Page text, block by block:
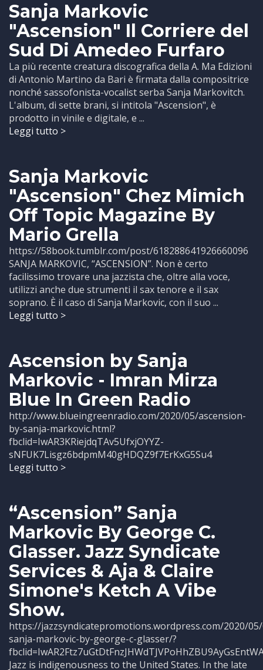
Sanja Markovic
"Ascension" Il Corriere del
Sud Di Amedeo Furfaro
La più recente creatura discografica della A. Ma Edizioni
di Antonio Martino da Bari è firmata dalla compositrice
nonché sassofonista-vocalist serba Sanja Markovitch.
L'album, di sette brani, si intitola "Ascension", è
prodotto in vinile e digitale, e ...
Leggi tutto >
Sanja Markovic
"Ascension" Chez Mimich
Off Topic Magazine By
Mario Grella
https://58book.tumblr.com/post/618288641926660096
SANJA MARKOVIC, “ASCENSION”. Non è certo
facilissimo trovare una jazzista che, oltre alla voce,
utilizzi anche due strumenti il sax tenore e il sax
soprano. È il caso di Sanja Markovic, con il suo ...
Leggi tutto >
Ascension by Sanja
Markovic - Imran Mirza
Blue In Green Radio
http://www.blueingreenradio.com/2020/05/ascension-
by-sanja-markovic.html?
fbclid=IwAR3KRiejdqTAv5UfxjOYYZ-
sNFUK7Lisgz6bdpmM40gHDQZ9f7ErKxG5Su4
Leggi tutto >
“Ascension” Sanja
Markovic By George C.
Glasser. Jazz Syndicate
Services & Aja & Claire
Simone's Ketch A Vibe
Show.
https://jazzsyndicatepromotions.wordpress.com/2020/
sanja-markovic-by-george-c-glasser/?
Jazz is indigenousness to the United States. In the late